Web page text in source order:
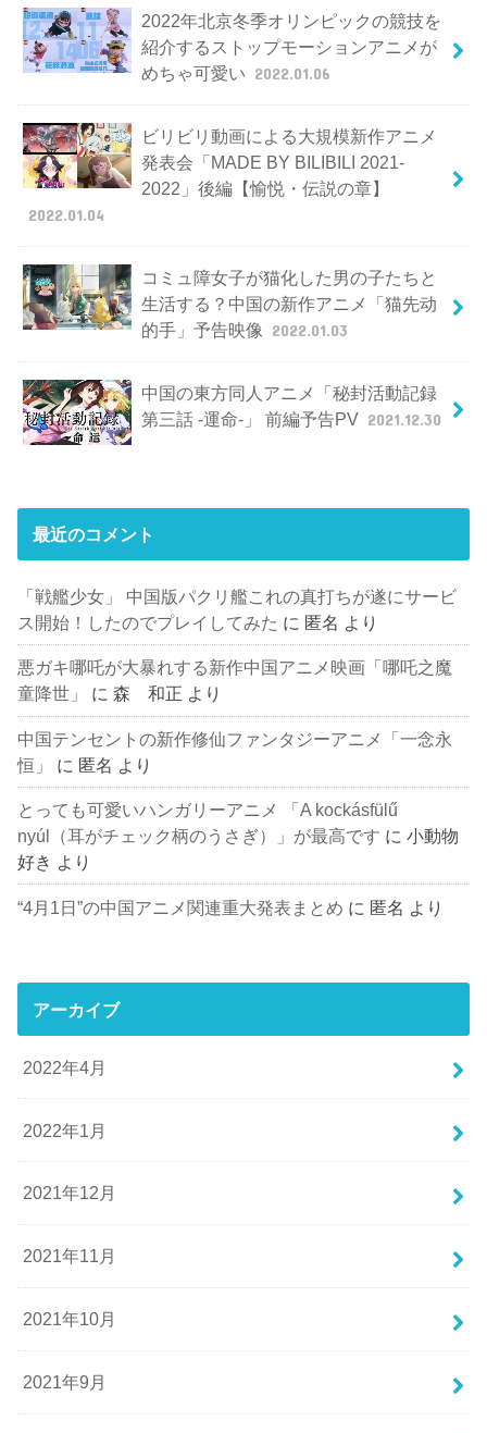
2022年北京冬季オリンピックの競技を
紹介するストップモーションアニメが
めちゃ可愛い 2022.01.06
ビリビリ動画による大規模新作アニメ
発表会「MADE BY BILIBILI 2021-
2022」後編【愉悦・伝説の章】
2022.01.04
コミュ障女子が猫化した男の子たちと
生活する？中国の新作アニメ「猫先动
的手」予告映像
2022.01.03
中国の東方同人アニメ「秘封活動記録
第三話 -運命-」 前編予告PV 2021.12.30
最近のコメント
「戦艦少女」 中国版パクリ艦これの真打ちが遂にサービ
ス開始！したのでプレイしてみた に 匿名 より
悪ガキ哪吒が大暴れする新作中国アニメ映画「哪吒之魔
童降世」
に森 和正 より
中国テンセントの新作修仙ファンタジーアニメ「一念永
恒」
に 匿名 より
とっても可愛いハンガリーアニメ 「A kockásfülű
nyúl（耳がチェック柄のうさぎ）」が最高です に小動物
好き より
“4月1日”の中国アニメ関連重大発表まとめ に 匿名 より
アーカイブ
2022年4月
2022年1月
2021年12月
2021年11月
2021年10月
2021年9月